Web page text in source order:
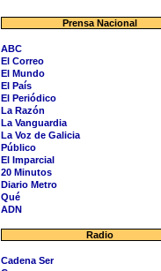
Prensa Nacional
ABC
El Correo
El Mundo
El País
El Periódico
La Razón
La Vanguardia
La Voz de Galicia
Público
El Imparcial
20 Minutos
Diario Metro
Qué
ADN
Radio
Cadena Ser